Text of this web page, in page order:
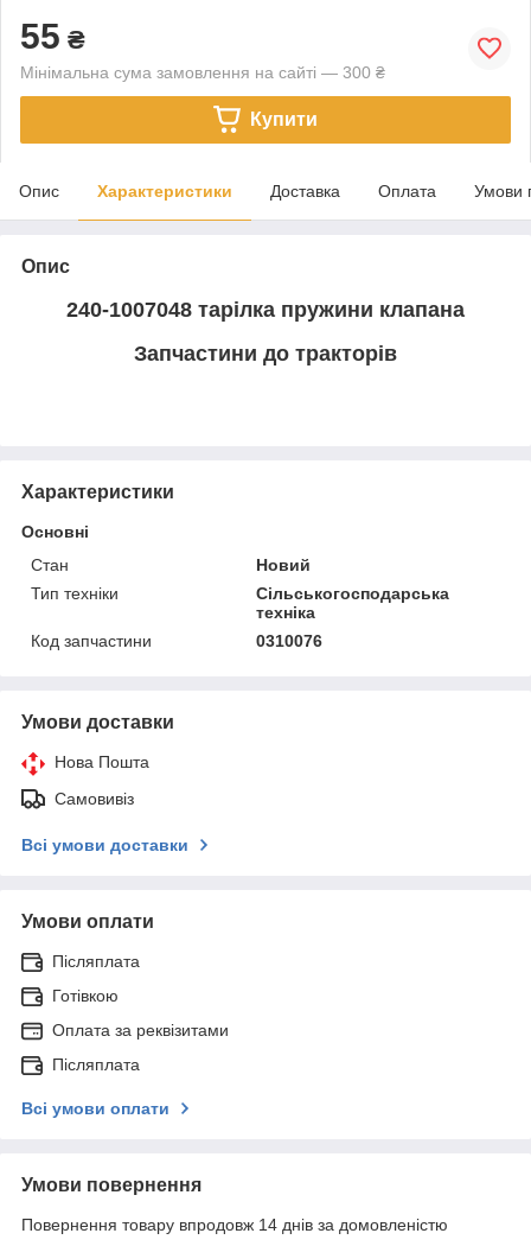
55 ₴
Мінімальна сума замовлення на сайті — 300 ₴
Купити
Опис Характеристики Доставка Оплата Умови
Опис
240-1007048 тарілка пружини клапана
Запчастини до тракторів
Характеристики
Основні
Стан
Новий
Тип техніки
Сільськогосподарська
техніка
Код запчастини
0310076
Умови доставки
Нова Пошта
Самовивіз
Всі умови доставки
Умови оплати
Післяплата
Готівкою
Оплата за реквізитами
Післяплата
Всі умови оплати
Умови повернення
Повернення товару впродовж 14 днів за домовленістю